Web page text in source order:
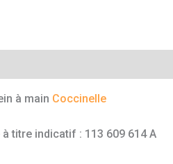
à main Coccinelle
titre indicatif : 113 609 614 A